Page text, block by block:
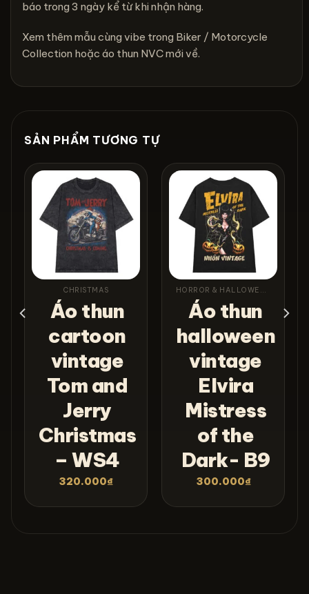
báo trong 3 ngày kể từ khi nhận hàng.
Xem thêm mẫu cùng vibe trong Biker / Motorcycle
Collection hoặc áo thun NVC mới về.
SẢN PHẨM TƯƠNG TỰ
CHRISTMAS
Áo thun
cartoon
vintage
Tom and
Jerry
Christmas
– WS4
320.000₫
HORROR & HALLOWEEN
Áo thun
halloween
vintage
Elvira
Mistress
of the
Dark- B9
300.000₫